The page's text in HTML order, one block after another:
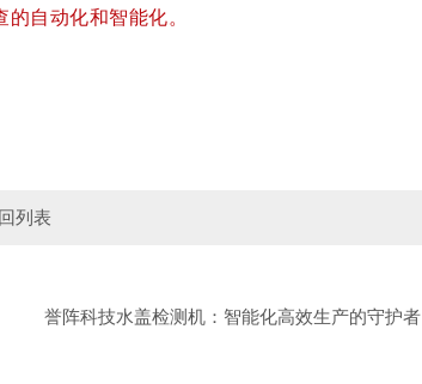
自动化和智能化。
列表
誉阵科技水盖检测机：智能化高效生产的守护者